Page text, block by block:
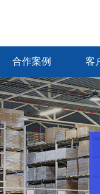
合作案例 客